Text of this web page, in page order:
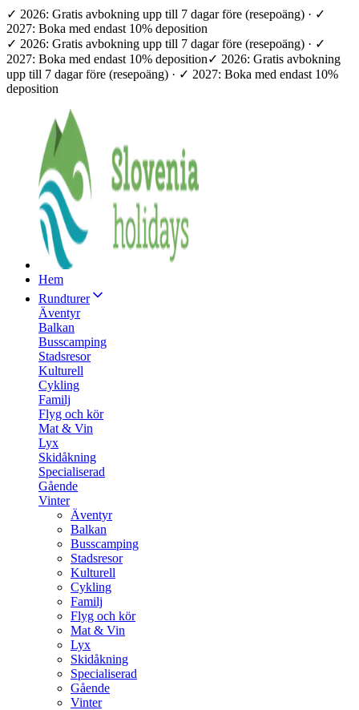
✓ 2026: Gratis avbokning upp till 7 dagar före (resepoäng) · ✓
2027: Boka med endast 10% deposition
✓ 2026: Gratis avbokning upp till 7 dagar före (resepoäng) · ✓
2027: Boka med endast 10% deposition✓ 2026: Gratis avbokning
upp till 7 dagar före (resepoäng) · ✓ 2027: Boka med endast 10%
deposition
Hem
Rundturer
Äventyr
Balkan
Busscamping
Stadsresor
Kulturell
Cykling
Familj
Flyg och kör
Mat & Vin
Lyx
Skidåkning
Specialiserad
Gående
Vinter
Äventyr
Balkan
Busscamping
Stadsresor
Kulturell
Cykling
Familj
Flyg och kör
Mat & Vin
Lyx
Skidåkning
Specialiserad
Gående
Vinter